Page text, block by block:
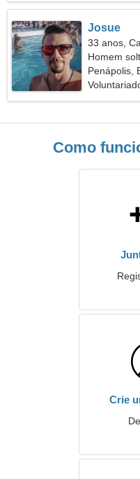
Josue
33 anos,
Homem
Penápolis,
Como
Crie